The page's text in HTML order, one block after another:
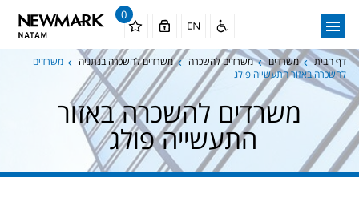
0
דף הבית משרדים משרדים להשכרה משרדים להשכרה בנתניה
משרדים
להשכרה באזור התעשייה פולג
משרדים להשכרה באזור
התעשייה פולג